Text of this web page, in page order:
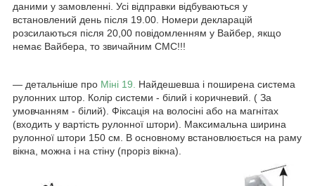
даними у замовленні. Усі відправки відбуваються у
встановлений день після 19.00. Номери декларацій
розсилаються після 20,00 повідомленням у Вайбер, якщо
немає Вайбера, то звичайним СМС!!!
― детальніше про Міні 19. Найдешевша і поширена система
рулонних штор. Колір системи - білий і коричневий. ( За
умовчанням - білий). Фіксація на волосіні або на магнітах
(входить у вартість рулонної штори). Максимальна ширина
рулонної штори 150 см. В основному встановлюється на раму
вікна, можна і на стіну (проріз вікна).